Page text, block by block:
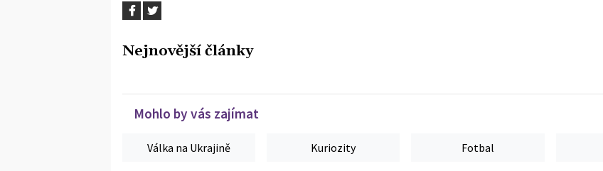
Nejnovější články
Mohlo by vás zajímat
Válka na Ukrajině Kuriozity Fotbal